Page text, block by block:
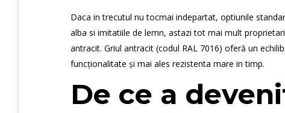
Daca in trecutul nu tocmai indepartat, optiunile
alba si imitatiile de lemn, astazi tot mai mult
antracit. Griul antracit (codul RAL 7016) oferă un
funcționalitate și mai ales rezistenta mare in timp.
De ce a